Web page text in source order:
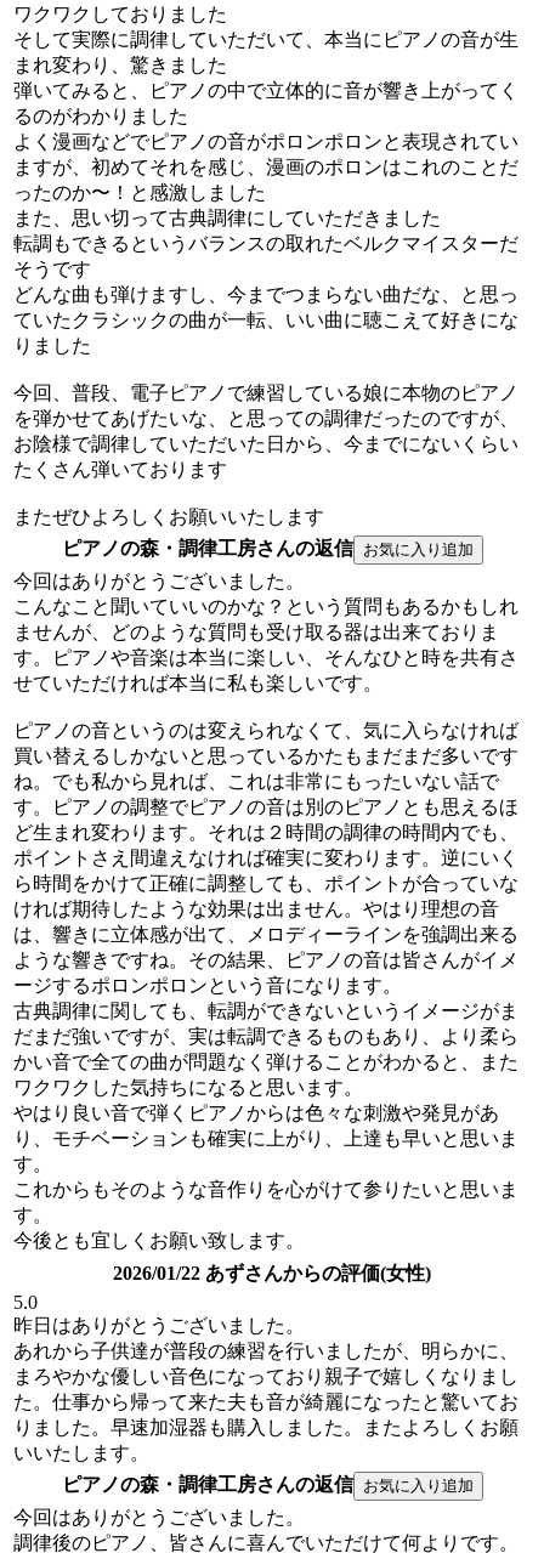
ワクワクしておりました
そして実際に調律していただいて、本当にピアノの音が生
まれ変わり、驚きました
弾いてみると、ピアノの中で立体的に音が響き上がってく
るのがわかりました
よく漫画などでピアノの音がポロンポロンと表現されてい
ますが、初めてそれを感じ、漫画のポロンはこれのことだ
ったのか〜！と感激しました
また、思い切って古典調律にしていただきました
転調もできるというバランスの取れたベルクマイスターだ
そうです
どんな曲も弾けますし、今までつまらない曲だな、と思っ
ていたクラシックの曲が一転、いい曲に聴こえて好きにな
りました
今回、普段、電子ピアノで練習している娘に本物のピアノ
を弾かせてあげたいな、と思っての調律だったのですが、
お陰様で調律していただいた日から、今までにないくらい
たくさん弾いております
またぜひよろしくお願いいたします
ピアノの森・調律工房さんの返信
今回はありがとうございました。
こんなこと聞いていいのかな？という質問もあるかもしれ
ませんが、どのような質問も受け取る器は出来ておりま
す。ピアノや音楽は本当に楽しい、そんなひと時を共有さ
せていただければ本当に私も楽しいです。
ピアノの音というのは変えられなくて、気に入らなければ
買い替えるしかないと思っているかたもまだまだ多いです
ね。でも私から見れば、これは非常にもったいない話で
す。ピアノの調整でピアノの音は別のピアノとも思えるほ
ど生まれ変わります。それは２時間の調律の時間内でも、
ポイントさえ間違えなければ確実に変わります。逆にいく
ら時間をかけて正確に調整しても、ポイントが合っていな
ければ期待したような効果は出ません。やはり理想の音
は、響きに立体感が出て、メロディーラインを強調出来る
ような響きですね。その結果、ピアノの音は皆さんがイメ
ージするポロンポロンという音になります。
古典調律に関しても、転調ができないというイメージがま
だまだ強いですが、実は転調できるものもあり、より柔ら
かい音で全ての曲が問題なく弾けることがわかると、また
ワクワクした気持ちになると思います。
やはり良い音で弾くピアノからは色々な刺激や発見があ
り、モチベーションも確実に上がり、上達も早いと思いま
す。
これからもそのような音作りを心がけて参りたいと思いま
す。
今後とも宜しくお願い致します。
2026/01/22 あずさんからの評価(女性)
5.0
昨日はありがとうございました。
あれから子供達が普段の練習を行いましたが、明らかに、
まろやかな優しい音色になっており親子で嬉しくなりまし
た。仕事から帰って来た夫も音が綺麗になったと驚いてお
りました。早速加湿器も購入しました。またよろしくお願
いいたします。
ピアノの森・調律工房さんの返信
今回はありがとうございました。
調律後のピアノ、皆さんに喜んでいただけて何よりです。